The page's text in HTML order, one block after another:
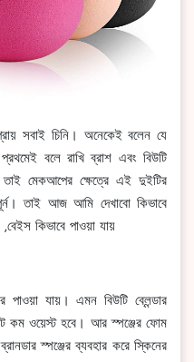
সবাই চিনি। অনেকেই বলেন যে
বলে রাখি ব্রাশ এবং বিউটি
মেকআপের ক্ষেত্রে এই দুইটির
তাই আজ আমি দেখাবো কিভাবে
কিভাবে পাওয়া যায়
পাওয়া যায়। এমন বিউটি ব্লেন্ডার
কম ওয়েস্ট হবে। আর স্পঞ্জের ফোম
স্পঞ্জের ব্যবহার করে স্কিনের